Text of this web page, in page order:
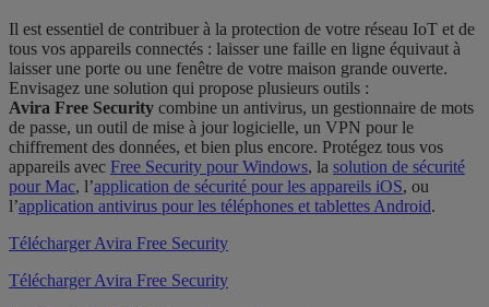
Il est essentiel de contribuer à la protection de votre réseau IoT et de
tous vos appareils connectés : laisser une faille en ligne équivaut à
laisser une porte ou une fenêtre de votre maison grande ouverte.
Envisagez une solution qui propose plusieurs outils :
Avira Free Security combine un antivirus, un gestionnaire de mots
de passe, un outil de mise à jour logicielle, un VPN pour le
chiffrement des données, et bien plus encore. Protégez tous vos
appareils avec Free Security pour Windows, la solution de sécurité
pour Mac, l’application de sécurité pour les appareils iOS, ou
l’application antivirus pour les téléphones et tablettes Android.
Télécharger Avira Free Security
Télécharger Avira Free Security